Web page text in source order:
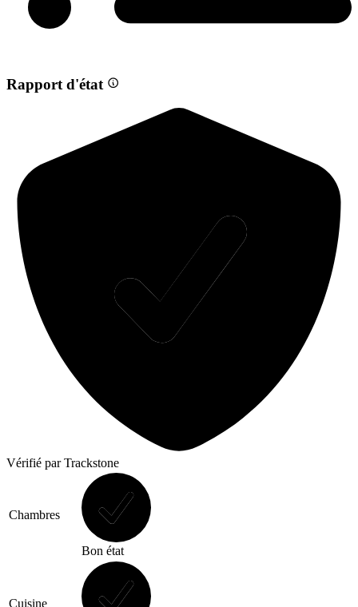
Rapport d'état
Vérifié par Trackstone
Chambres
Bon état
Cuisine